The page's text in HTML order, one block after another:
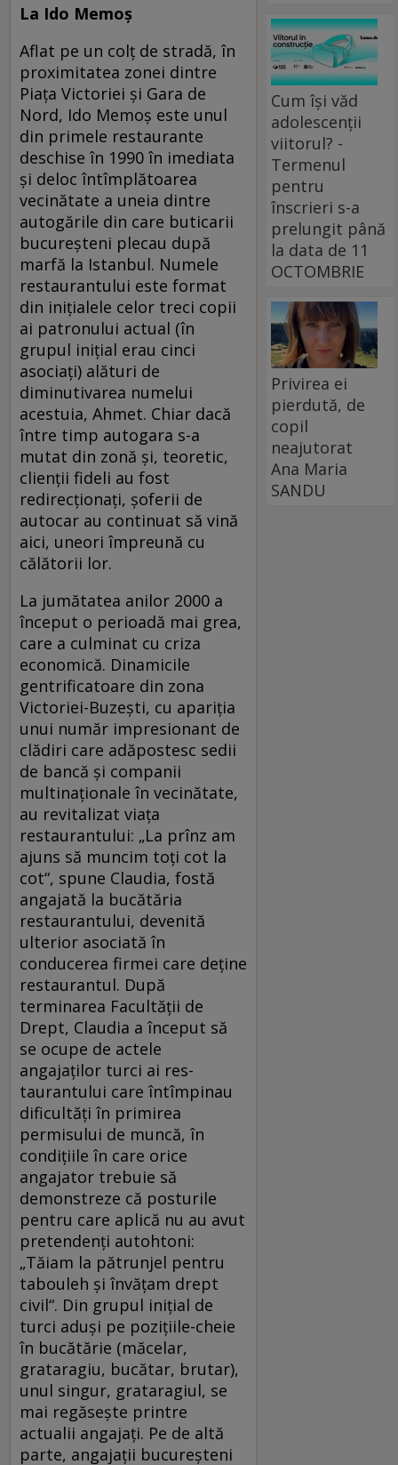
La Ido Memoș
Aflat pe un colț de stradă, în
proximitatea zonei dintre
Piața Victoriei și Gara de
Nord, Ido Memoș este unul
din primele restaurante
deschise în 1990 în imedia­ta
și deloc întîmplătoarea
vecinătate a uneia dintre
autogările din care buticarii
bucureșteni plecau după
marfă la Istanbul. Numele
restaurantului este format
din inițialele celor treci copii
ai patronului actual (în
grupul inițial erau cinci
asociați) alături de
diminutivarea numelui
acestuia, Ahmet. Chiar dacă
între timp autogara s-a
mutat din zonă și, teoretic,
clienții fideli au fost
redirecționați, șoferii de
autocar au continuat să vină
aici, uneori împreună cu
călătorii lor.
La jumătatea anilor 2000 a
început o perioadă mai grea,
care a culminat cu criza
economică. Dinamicile
gentrificatoare din zona
Victoriei-Buzești, cu apariția
unui număr impre­sio­nant de
clădiri care adăpostesc sedii
de bancă și companii
multinaționale în vecinătate,
au revitalizat viața
restaurantului: „La prînz am
ajuns să muncim toți cot la
cot“, spune Claudia, fostă
angajată la bucătăria
restaurantului, devenită
ulterior asociată în
conducerea firmei care deține
restaurantul. După
terminarea Facultății de
Drept, Claudia a început să
se ocupe de actele
angajaților turci ai res­
taurantului care întîmpinau
dificultăți în primirea
permisului de muncă, în
condițiile în care orice
angajator trebuie să
demonstreze că posturile
pentru care aplică nu au avut
pretendenți autohtoni:
„Tăiam la pătrunjel pentru
tabouleh și învățam drept
civil“. Din grupul inițial de
turci aduși pe pozițiile-cheie
în bucătărie (măcelar,
grataragiu, bucătar, brutar),
unul singur, grataragiul, se
mai regăsește printre
actualii angajați. Pe de altă
parte, angajații bucureșteni
Cum își văd
adolescenții
viitorul? -
Termenul
pentru
înscrieri s-a
prelungit până
la data de 11
OCTOMBRIE
Privirea ei
pierdută, de
copil
neajutorat
Ana Maria
SANDU